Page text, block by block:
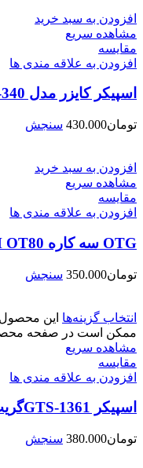
افزودن به سبد خرید
مشاهده سریع
مقایسه
افزودن به علاقه مندی ها
اسپیکر کایزر مدل KU-340
تومان430.000 سنجش
افزودن به سبد خرید
مشاهده سریع
مقایسه
افزودن به علاقه مندی ها
OTG سه کاره EARLDOM OT80
تومان350.000 سنجش
انتخاب گزینه‌ها این محصول
ممکن است در صفحه
مشاهده سریع
مقایسه
افزودن به علاقه مندی ها
اسپیکر GTS-1361گریت نایس
تومان380.000 سنجش